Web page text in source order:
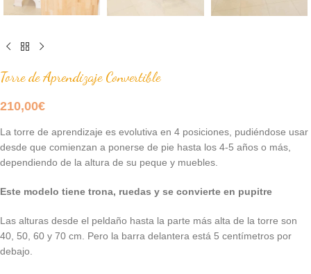
Torre de Aprendizaje Convertible
210,00€
La torre de aprendizaje es evolutiva en 4 posiciones, pudiéndose usar
desde que comienzan a ponerse de pie hasta los 4-5 años o más,
dependiendo de la altura de su peque y muebles.
Este modelo tiene trona, ruedas y se convierte en pupitre
Las alturas desde el peldaño hasta la parte más alta de la torre son
40, 50, 60 y 70 cm. Pero la barra delantera está 5 centímetros por
debajo.